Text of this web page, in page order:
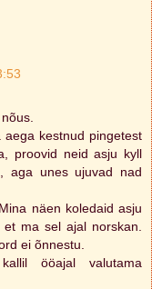
aega kestnud pingetest
proovid neid asju kyll
aga unes ujuvad nad
näen koledaid asju
ma sel ajal norskan.
ei õnnestu.
ööajal valutama